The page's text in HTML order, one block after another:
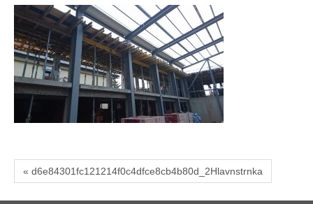
« d6e84301fc121214f0c4dfce8cb4b80d_2Hlavnstrnka